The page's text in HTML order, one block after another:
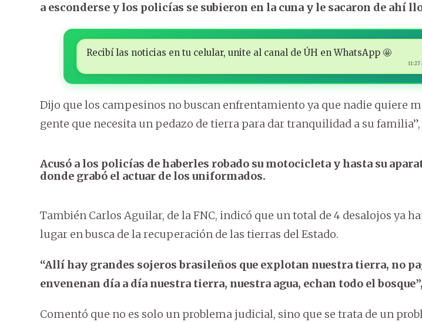
a esconderse y los policías se subieron en la cuna y le sacaron de ahí
Recibí las noticias en tu celular, unite al canal de ÚH en WhatsApp 🤩
11:27
Dijo que los campesinos no buscan enfrentamiento ya que nadie quiere
gente que necesita un pedazo de tierra para dar tranquilidad a su
Acusó a los policías de haberles robado su motocicleta y hasta su
donde grabó el actuar de los uniformados.
También Carlos Aguilar, de la FNC, indicó que un total de 4 desalojos ya
lugar en busca de la recuperación de las tierras del Estado.
“Allí hay grandes sojeros brasileños que explotan nuestra tierra, no
envenenan día a día nuestra tierra, nuestra agua, echan todo el
Comentó que no es solo un problema judicial, sino que se trata de un